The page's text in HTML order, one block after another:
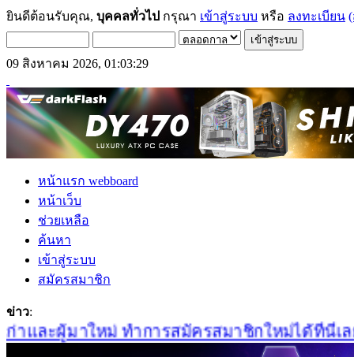
ยินดีต้อนรับคุณ, บุคคลทั่วไป กรุณา เข้าสู่ระบบ หรือ ลงทะเบียน
09 สิงหาคม 2026, 01:03:29
หน้าแรก webboard
หน้าเว็บ
ช่วยเหลือ
ค้นหา
เข้าสู่ระบบ
สมัครสมาชิก
ข่าว:
และผู้มาใหม่ ทำการสมัครสมาชิกใหม่ได้ที่นี่เลย